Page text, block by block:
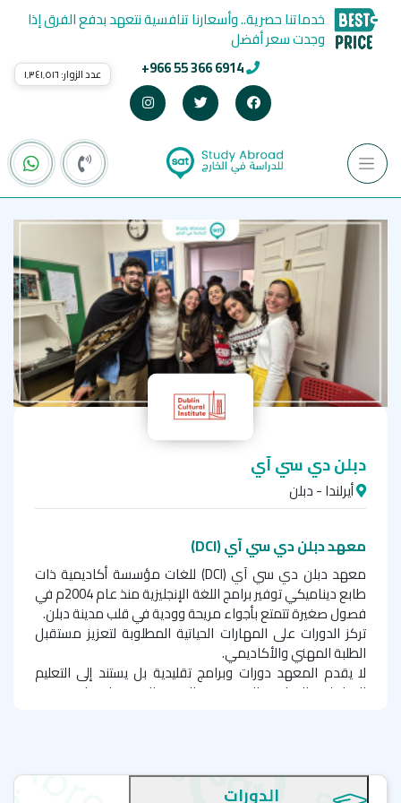
+966 55 366 6914
خدماتنا حصرية.. وأسعارنا تنافسية نتعهد بدفع الفرق إذا
وجدت سعر أفضل
عدد الزوار: ١٬٣٤١٬٥١٦
دبلن دي سي آي
أيرلندا - دبلن
معهد دبلن دي سي آي (DCI
)
معهد دبلن دي سي آي (DCI) للغات مؤسسة أكاديمية ذات
طابع ديناميكي توفير برامج اللغة الإنجليزية منذ عام 2004م في
فصول صغيرة تتمتع بأجواء مريحة وودية في قلب مدينة دبلن.
تركز الدورات على المهارات الحياتية المطلوبة لتعزيز مستقبل
الطلبة المهني والأكاديمي.
لا يقدم المعهد دورات وبرامج تقليدية بل يستند إلى التعليم
التفاعلي والمتابعة المستمرة والتقييم الفردي لضمان تحقيق
تم تصميم فصول اللغة الإنجليزية لمستويات تتراوح ما بين
الدورات